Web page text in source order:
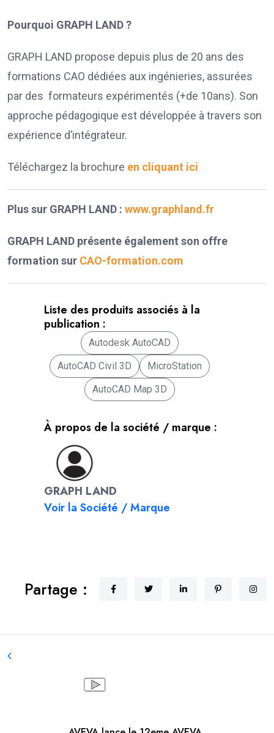
Pourquoi GRAPH LAND ?
GRAPH LAND propose depuis plus de 20 ans des
formations CAO dédiées aux ingénieries, assurées
par des formateurs expérimentés (+de 10ans). Son
approche pédagogique est développée à travers son
expérience d’intégrateur.
Téléchargez la brochure en cliquant ici
Plus sur GRAPH LAND : www.graphland.fr
GRAPH LAND présente également son offre
formation sur CAO-formation.com
Liste des produits associés à la
publication :
Autodesk AutoCAD
AutoCAD Civil 3D
MicroStation
AutoCAD Map 3D
À propos de la société / marque :
GRAPH LAND
Voir la Société / Marque
Partage :